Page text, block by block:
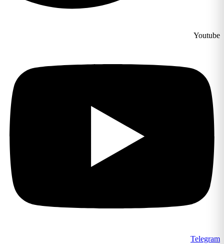
Youtube
Telegram